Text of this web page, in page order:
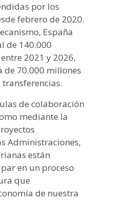
por los
febrero de 2020.
España
de 140.000
2021 y 2026,
de 70.000 millones
de colaboración
mediante la
Administraciones,
están
en un proceso
que
de nuestra